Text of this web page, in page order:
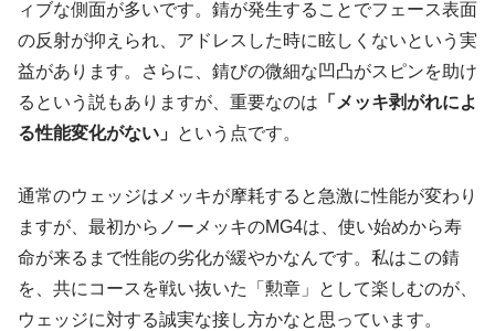
ィブな側面が多いです。錆が発生することでフェース表面
の反射が抑えられ、アドレスした時に眩しくないという実
益があります。さらに、錆びの微細な凹凸がスピンを助け
るという説もありますが、重要なのは 「メッキ剥がれによ
る性能変化がない」 という点です。
通常のウェッジはメッキが摩耗すると急激に性能が変わり
ますが、最初からノーメッキのMG4は、使い始めから寿
命が来るまで性能の劣化が緩やかなんです。私はこの錆
を、共にコースを戦い抜いた「勲章」として楽しむのが、
ウェッジに対する誠実な接し方かなと思っています。